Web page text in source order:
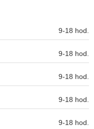
9-18 hod.
9-18 hod.
9-18 hod.
9-18 hod.
9-18 hod.